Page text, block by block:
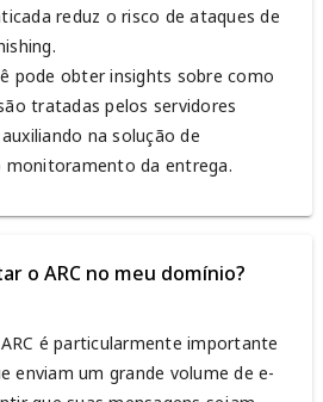
reduz o risco de ataques de
pode obter insights sobre como
tratadas pelos servidores
na solução de
monitoramento da entrega.
o ARC no meu domínio?
é particularmente importante
enviam um grande volume de e-